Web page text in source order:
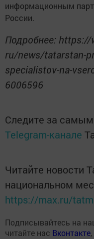
информационным
России.
Подробнее: https://
ru/news/tatarstan-
specialistov-na-
6006596
Следите за
Telegram-канале
Читайте новости
национальном
https://max.ru/
Подписывайтесь на
читайте нас Вконтакте,